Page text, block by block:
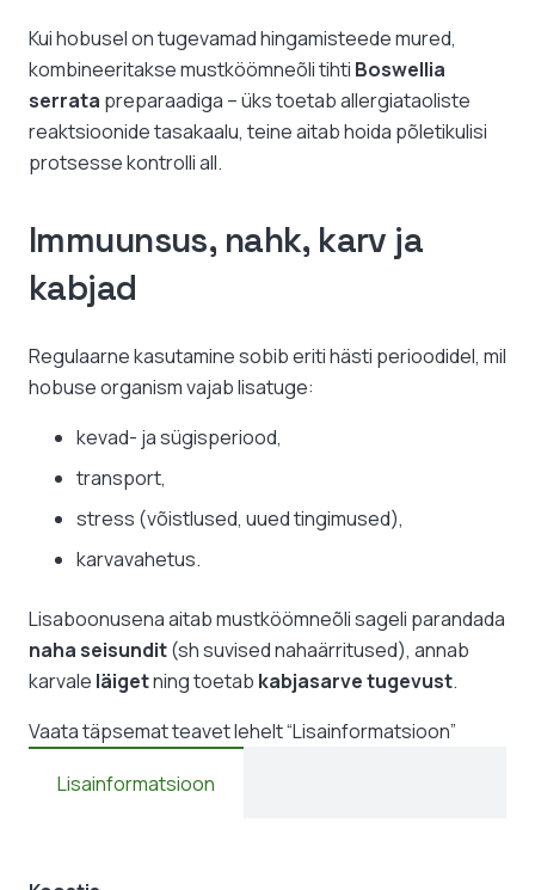
Kui hobusel on tugevamad hingamisteede mured,
kombineeritakse mustköömneõli tihti Boswellia
serrata preparaadiga – üks toetab allergiataoliste
reaktsioonide tasakaalu, teine aitab hoida põletikulisi
protsesse kontrolli all.
Immuunsus, nahk, karv ja
kabjad
Regulaarne kasutamine sobib eriti hästi perioodidel, mil
hobuse organism vajab lisatuge:
kevad- ja sügisperiood,
transport,
stress (võistlused, uued tingimused),
karvavahetus.
Lisaboonusena aitab mustköömneõli sageli parandada
naha seisundit(sh suvised nahaärritused), annab
karvale läigetning toetab kabjasarve tugevust.
Vaata täpsemat teavet lehelt “Lisainformatsioon”
Lisainformatsioon